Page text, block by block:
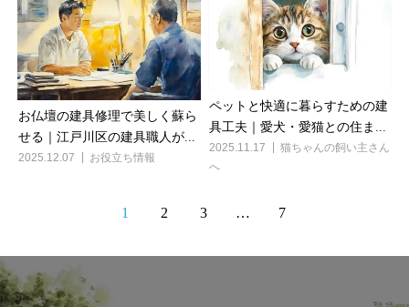
お仏壇の建具修理で美しく蘇ら
せる｜江戸川区の建具職人が...
2025.12.07 お役立ち情報
ペットと快適に暮らすための建
具工夫｜愛犬・愛猫との住ま...
2025.11.17
猫ちゃんの飼い主さん
へ
1 2 3 … 7